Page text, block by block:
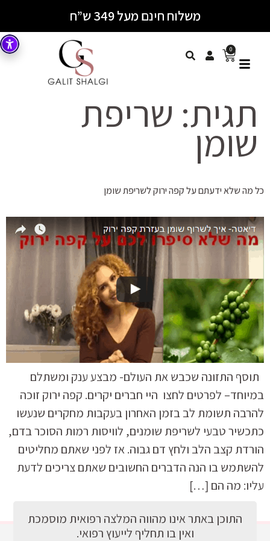
משלוח חינם מעל 349 ש”ח
0
תגית: שריפת
שומן
כל מה שלא ידעתם על קפה ירוק לשריפת שומן
תוסף התזונה שכבש את העולם- מבצע ענק ומשתלם
במיוחד– לפרטים לחצו היי חברים יקרים. קפה ירוק זוכה
להרבה תשומת לב בזמן האחרון בעקבות מחקרים שנעשו
כתכשיר טבעי לשריפת שומנים, לוויסות רמות הסוכר בדם,
הורדת קצב הלב ולחץ דם גבוה. אז לפני שאתם מחליטים
להשתמש בו הנה הדברים החשובים שאתם צריכים לדעת
עליו: מה הם […]
התוכן באתר אינו מהווה המלצה רפואית מוסמכת
ואין בו תחליף לייעוץ רפואי.